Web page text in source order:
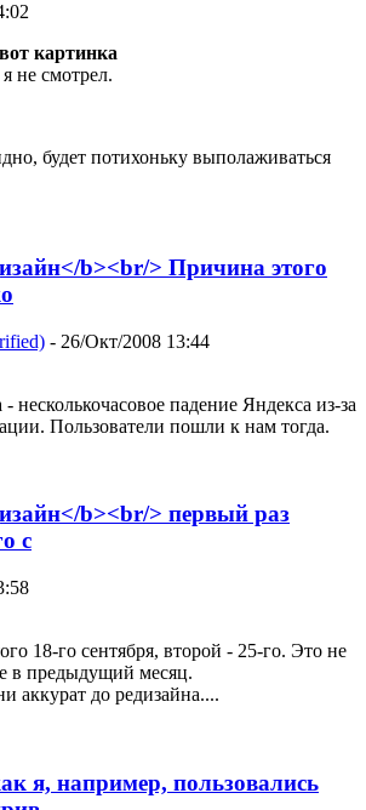
картинка
не смотрел.
будет потихоньку выполаживаться
b><br/> Причина этого
- 26/Окт/2008 13:44
несколькочасовое падение Яндекса из-за
Пользователи пошли к нам тогда.
b><br/> первый раз
с
18-го сентября, второй - 25-го. Это не
в предыдущий месяц.
аккурат до редизайна....
я, например, пользовались